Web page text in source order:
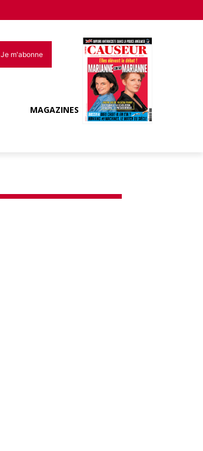
Je m'abonne
MAGAZINES